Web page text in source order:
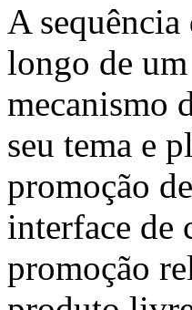
A
longo de
mecanismo
seu tema e
promoção
interface de
promoção